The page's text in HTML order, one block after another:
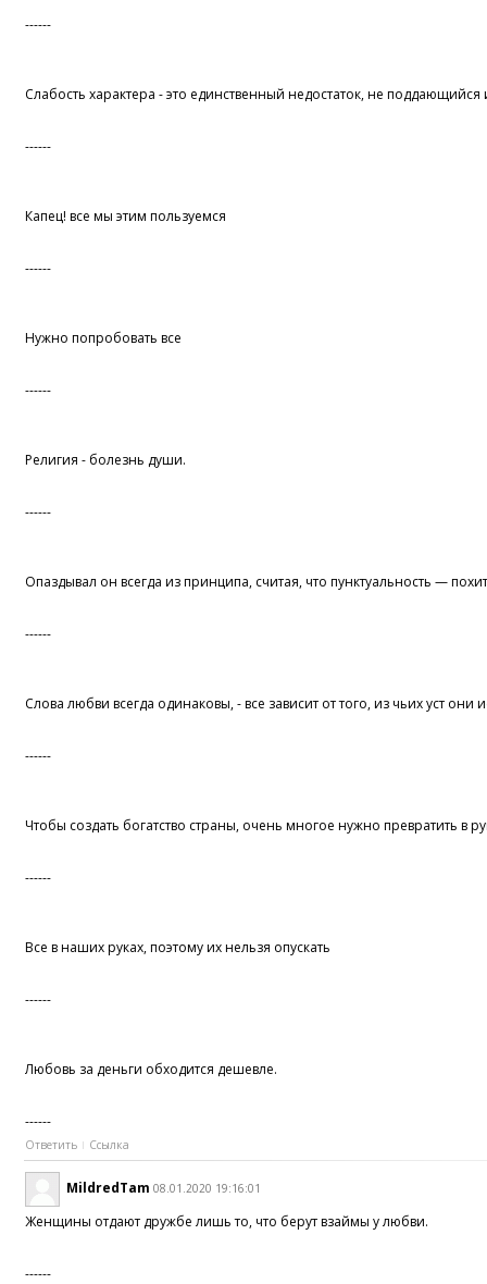
------
Слабость характера - это единственный недостаток, не
------
Капец! все мы этим пользуемся
------
Нужно попробовать все
------
Религия - болезнь души.
------
Опаздывал он всегда из принципа, считая, что пунктуальность —
------
Слова любви всегда одинаковы, - все зависит от того, из чьих уст они
------
Чтобы создать богатство страны, очень многое нужно превратить в
------
Все в наших руках, поэтому их нельзя опускать
------
Любовь за деньги обходится дешевле.
------
Ответить Ссылка
MildredTam 08.01.2020 19:16:01
Женщины отдают дружбе лишь то, что берут взаймы у любви.
------